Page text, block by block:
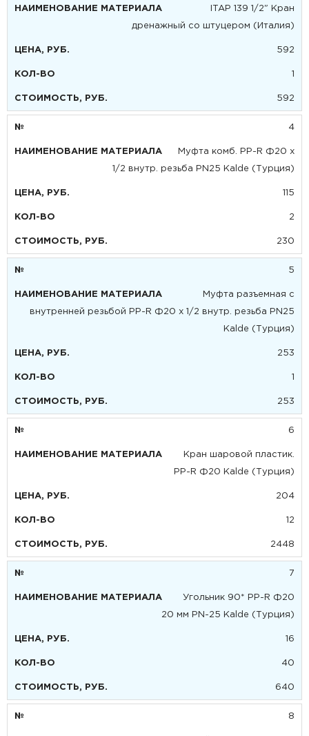
ITAP 139 1/2" Кран
дренажный со штуцером (Италия)
592
1
592
4
Муфта комб. PP-R Ф20 х
1/2 внутр. резьба PN25 Kalde (Турция)
115
2
230
5
Муфта разъемная с
внутренней резьбой PP-R Ф20 х 1/2 внутр. резьба PN25
Kalde (Турция)
253
1
253
6
Кран шаровой пластик.
PP-R Ф20 Kalde (Турция)
204
12
2448
7
Угольник 90* PP-R Ф20
20 мм PN-25 Kalde (Турция)
16
40
640
8